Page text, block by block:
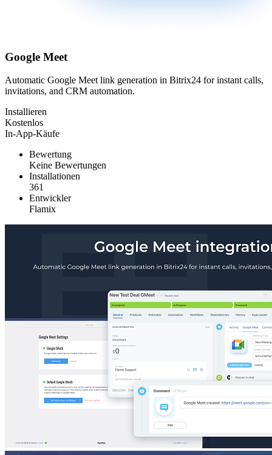
Google Meet
Automatic Google Meet link generation in Bitrix24 for instant calls,
invitations, and CRM automation.
Installieren
Kostenlos
In-App-Käufe
Bewertung
Keine Bewertungen
Installationen
361
Entwickler
Flamix